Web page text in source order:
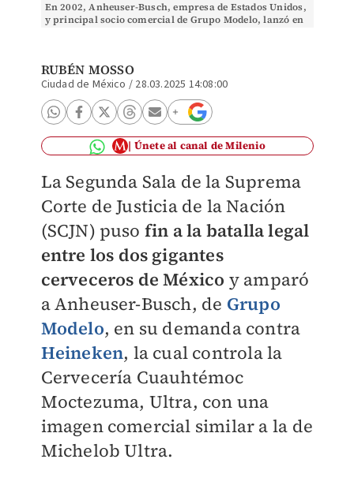
En 2002, Anheuser-Busch, empresa de Estados Unidos,
y principal socio comercial de Grupo Modelo, lanzó en
RUBÉN MOSSO
Ciudad de México / 28.03.2025 14:08:00
Únete al canal de Milenio
La Segunda Sala de la Suprema
Corte de Justicia de la Nación
(SCJN) puso fin a la batalla legal
entre los dos gigantes
cerveceros de México y amparó
a Anheuser-Busch, de Grupo
Modelo, en su demanda contra
Heineken, la cual controla la
Cervecería Cuauhtémoc
Moctezuma, Ultra, con una
imagen comercial similar a la de
Michelob Ultra.